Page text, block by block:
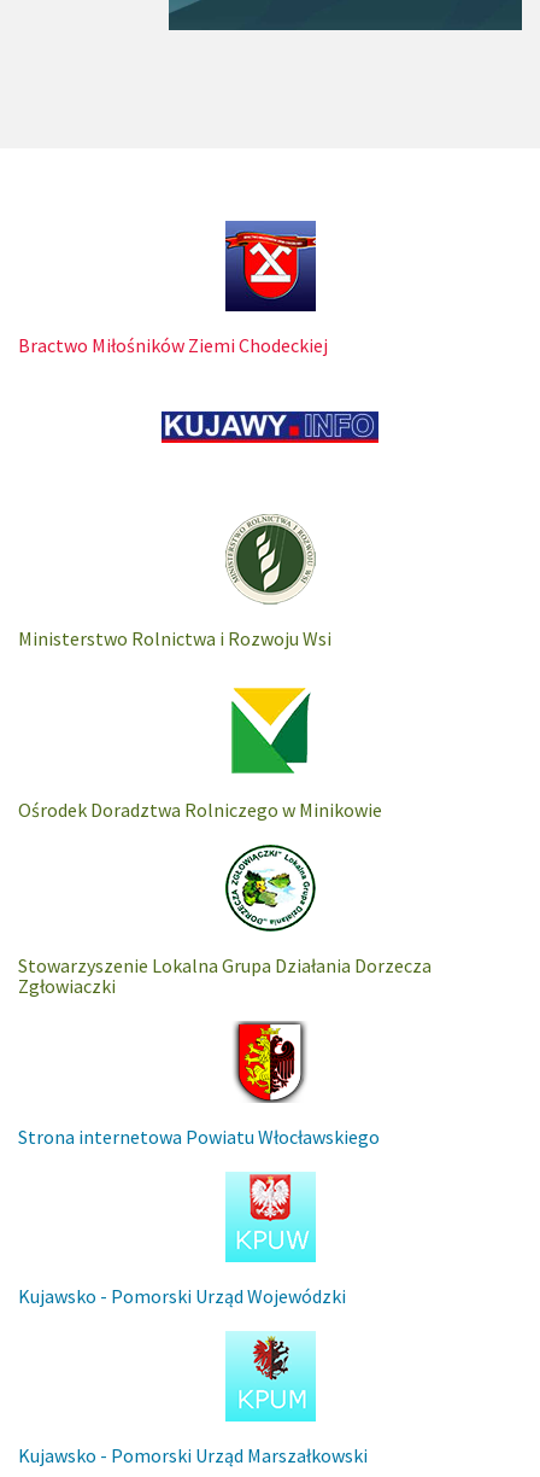
Bractwo Miłośników Ziemi Chodeckiej
Ministerstwo Rolnictwa i Rozwoju Wsi
Ośrodek Doradztwa Rolniczego w Minikowie
Stowarzyszenie Lokalna Grupa Działania Dorzecza
Zgłowiaczki
Strona internetowa Powiatu Włocławskiego
Kujawsko - Pomorski Urząd Wojewódzki
Kujawsko - Pomorski Urząd Marszałkowski